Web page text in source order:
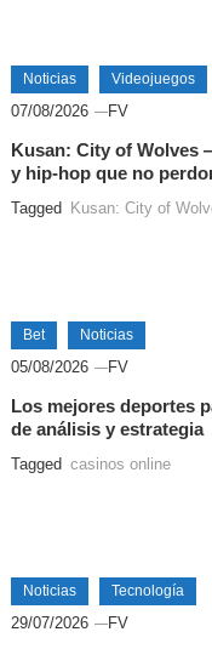
Noticias Videojuegos
07/08/2026 FV
Kusan: City of Wolves
y hip-hop que no
Tagged Kusan: City of
Bet Noticias
05/08/2026 FV
Los mejores deportes
de análisis y estrategia
Tagged casinos online
Noticias Tecnología
29/07/2026 FV